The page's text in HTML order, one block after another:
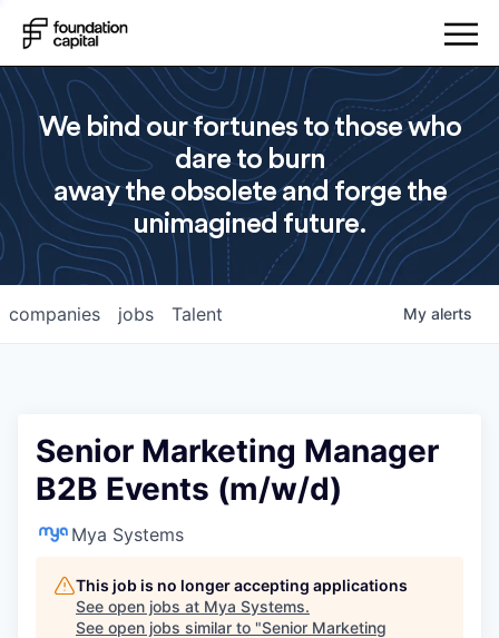
We bind our fortunes to those who
dare to burn
away the obsolete and forge the
unimagined future.
jobs
companies Talent My alerts
Senior Marketing Manager
B2B Events (m/w/d)
Mya Systems
This job is no longer accepting applications
See open jobs at Mya Systems.
See open jobs similar to "Senior Marketing